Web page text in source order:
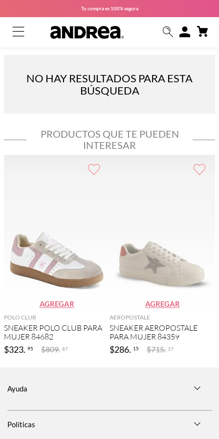
Tu compra es 100% segura
NO HAY RESULTADOS PARA ESTA
BÚSQUEDA
PRODUCTOS QUE TE PUEDEN
INTERESAR
AGREGAR
POLO CLUB
SNEAKER POLO CLUB PARA
MUJER 84682
$323. 95 $809. 87
AGREGAR
AEROPOSTALE
SNEAKER AEROPOSTALE
PARA MUJER 84359
$286. 15 $715. 37
Ayuda
Políticas